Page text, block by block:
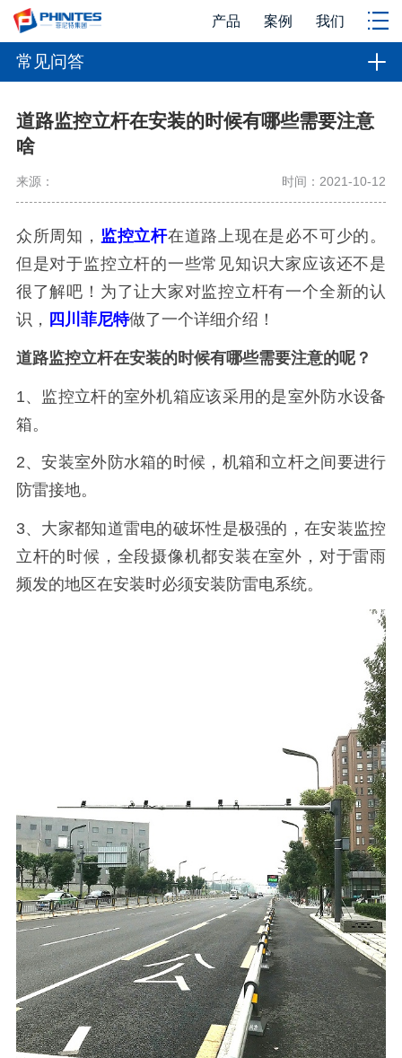
产品 案例 我们
常见问答
道路监控立杆在安装的时候有哪些需要注意
啥
来源： 时间：2021-10-12
众所周知， 监控立杆在道路上现在是必不可少的。
但是对于监控立杆的一些常见知识大家应该还不是
很了解吧！为了让大家对监控立杆有一个全新的认
识， 四川菲尼特做了一个详细介绍！
道路监控立杆在安装的时候有哪些需要注意的呢？
1、监控立杆的室外机箱应该采用的是室外防水设备
箱。
2、安装室外防水箱的时候，机箱和立杆之间要进行
防雷接地。
3、大家都知道雷电的破坏性是极强的，在安装监控
立杆的时候，全段摄像机都安装在室外，对于雷雨
频发的地区在安装时必须安装防雷电系统。